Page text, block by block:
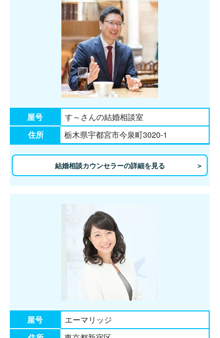
屋号
す～さんの結婚相談室
住所
栃木県宇都宮市今泉町3020-1
結婚相談カウンセラーの詳細を見る
屋号
エーマリッジ